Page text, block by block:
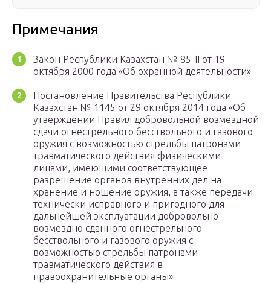
Примечания
Закон Республики Казахстан № 85-II от 19
октября 2000 года «Об охранной деятельности»
Постановление Правительства Республики
Казахстан № 1145 от 29 октября 2014 года «Об
утверждении Правил добровольной возмездной
сдачи огнестрельного бесствольного и газового
оружия с возможностью стрельбы патронами
травматического действия физическими
лицами, имеющими соответствующее
разрешение органов внутренних дел на
хранение и ношение оружия, а также передачи
технически исправного и пригодного для
дальнейшей эксплуатации добровольно
возмездно сданного огнестрельного
бесствольного и газового оружия с
возможностью стрельбы патронами
травматического действия в
правоохранительные органы»